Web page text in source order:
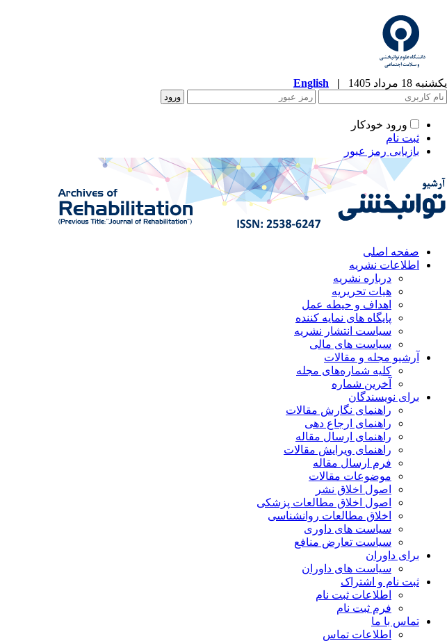
یکشنبه 18 مرداد 1405 |
English
ورود خودکار
ثبت نام
بازیابی رمز عبور
صفحه اصلی
اطلاعات نشریه
درباره نشریه
هیات تحریریه
اهداف و حیطه عمل
پایگاه های نمایه کننده
سیاست انتشار نشریه
سیاست های مالی
آرشیو مجله و مقالات
کلیه شماره‌های مجله
آخرین شماره
برای نویسندگان
راهنمای نگارش مقالات
راهنمای ارجاع دهی
راهنمای ارسال مقاله
راهنمای ویرایش مقالات
فرم ارسال مقاله
موضوعات مقالات
اصول اخلاق نشر
اصول اخلاق مطالعات پزشکی
اخلاق مطالعات روانشناسی
سیاست های داوری
سیاست تعارض منافع
برای داوران
سیاست های داوران
ثبت نام و اشتراک
اطلاعات ثبت نام
فرم ثبت نام
تماس با ما
اطلاعات تماس